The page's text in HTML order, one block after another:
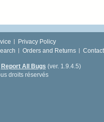
Privacy Policy
Orders and Returns
Report All Bugs (ver. 1.9.4.5)
droits réservés